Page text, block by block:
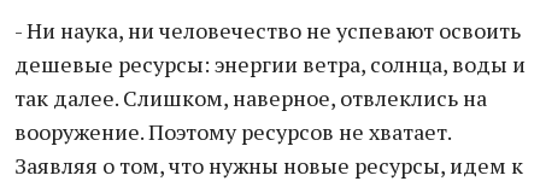
- Ни наука, ни человечество не успевают освоить
дешевые ресурсы: энергии ветра, солнца, воды и
так далее. Слишком, наверное, отвлеклись на
вооружение. Поэтому ресурсов не хватает.
Заявляя о том, что нужны новые ресурсы, идем к